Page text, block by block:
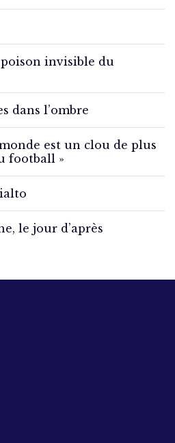
invisible du
dans l’ombre
est un clou de plus
football »
le jour d’après